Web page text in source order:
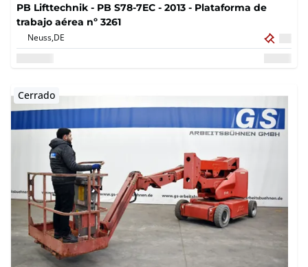
PB Lifttechnik - PB S78-7EC - 2013 - Plataforma de
trabajo aérea nº 3261
Neuss,DE
Cerrado